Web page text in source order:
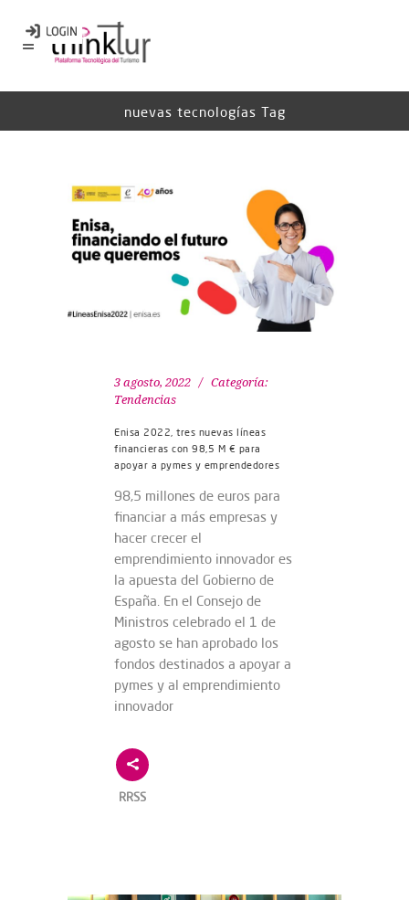
nuevas tecnologías Tag
3 agosto, 2022
Categoría:
Tendencias
Enisa 2022, tres nuevas líneas
financieras con 98,5 M € para
apoyar a pymes y emprendedores
98,5 millones de euros para
financiar a más empresas y
hacer crecer el
emprendimiento innovador es
la apuesta del Gobierno de
España. En el Consejo de
Ministros celebrado el 1 de
agosto se han aprobado los
fondos destinados a apoyar a
pymes y al emprendimiento
innovador
RRSS